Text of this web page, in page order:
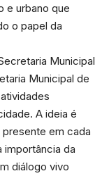
e urbano que
o papel da
Municipal
Municipal de
A ideia é
em cada
importância da
diálogo vivo